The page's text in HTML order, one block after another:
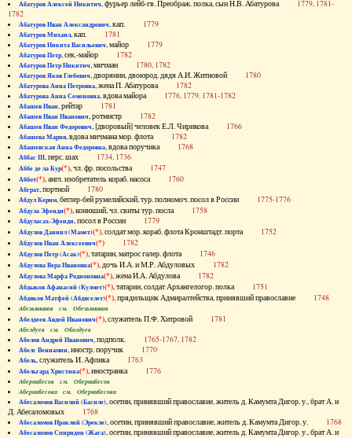
Абатуров Алексей Никитич, фурьер лейб-гв. Преображ. полка, сын Н.В. Абатурова 1779, 1781-
1782
Абатуров Иван Александрович, кап. 1779
Абатуров Михаил, кап. 1781
Абатуров Никита Васильевич, майор 1779
Абатуров Петр, сек.-майор 1782
Абатуров Петр Никитич, мичман 1780, 1782
Абатуров Яков Глебович, дворянин, двоюрод. дядя А.И. Житновой 1780
Абатурова Анна Петровна, жена П. Абатурова 1782
Абатурова Анна Семеновна, вдова майора 1776, 1779, 1781-1782
Абашев Иван, рейтар 1781
Абашев Иван Иванович, ротмистр 1782
Абашев Иван Федорович, [дворовый] человек Е.Л. Чирикова 1766
Абашева Мария, вдова мичмана мор. флота 1782
Абашевская Анна Федоровна, вдова поручика 1768
Аббас III, перс. шах 1734, 1736
Аббе де ла Кур(*), чл. фр. посольства 1747
Аббот(*), англ. изобретатель кораб. насоса 1760
Абграт, портной 1780
Абдул Керим, беглер-бей румелийский, тур. полномоч. посол в России 1775-1776
Абдула Эфенди(*), конюший, чл. свиты тур. посла 1758
Абдуласах-Эфенди, посол в России 1779
Абдулов Даниил (Мамет)(*), солдат мор. кораб. флота Кронштадт. порта 1752
Абдулов Иван Алексеевич(*) 1782
Абдулов Петр (Асак)(*), татарин, матрос галер. флота 1746
Абдулова Вера Ивановна(*), дочь И.А. и М.Р. Абдуловых 1782
Абдулова Марфа Родионовна(*), жена И.А. Абдулова 1782
Абдыков Афанасий (Кулмет)(*), татарин, солдат Архангелогор. полка 1751
Абдяков Матфей (Абдяселет)(*), прядильщик Адмиралтейства, принявший православие 1748
Абезьянинов см. Обезьянинов
Абелдеев Авдей Иванович(*), служитель П.Ф. Хитровой 1781
Абелдуев см. Оболдуев
Абелов Андрей Иванович, подполк. 1765-1767, 1782
Абелс Вениамин, иностр. поручик 1770
Абель, служитель И. Афлика 1763
Абельгард Христина(*), иностранка 1776
Абернибесов см. Обернибесов
Абернибесова см. Обернибесова
Абесаломов Василий (Басиле), осетин, принявший православие, житель д. Камумта Дигор. у., брат А. и
Д. Абесаломовых 1768
Абесаломов Ираклий (Эрекле), осетин, принявший православие, житель д. Камумта Дигор. у. 1768
Абесаломов Спиридон (Жага), осетин, принявший православие, житель д. Камумта Дигор. у., брат А. и